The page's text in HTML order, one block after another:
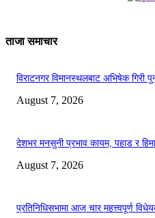
ताजा समाचार
विराटनगर विमानस्थलबाट अभिषेक गिरी
August 7, 2026
देशभर मनसुनी प्रभाव कायम, पहाड र
August 7, 2026
प्रतिनिधिसभामा आज चार महत्त्वपूर्ण